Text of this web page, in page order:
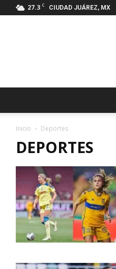
27.3 C CIUDAD JUÁREZ, MX
Inicio Deportes
DEPORTES